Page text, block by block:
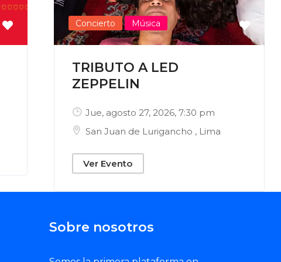
Concierto Música
TRIBUTO A LED
ZEPPELIN
Jue, agosto 27, 2026, 7:30 pm
San Juan de Lurigancho , Lima
Ver Evento
Sobre nosotros